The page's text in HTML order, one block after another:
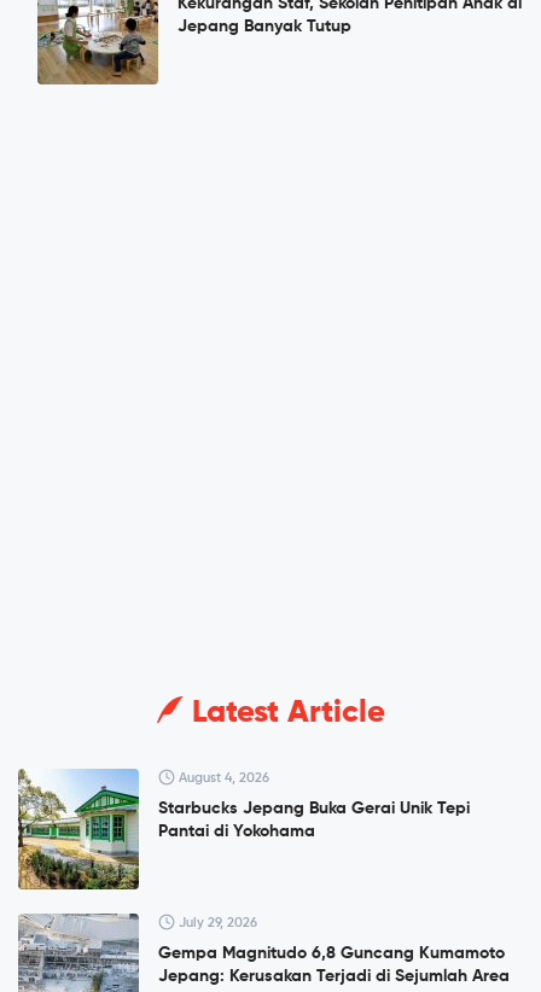
Kekurangan Staf, Sekolah Penitipan Anak di
Jepang Banyak Tutup
Latest Article
August 4, 2026
Starbucks Jepang Buka Gerai Unik Tepi
Pantai di Yokohama
July 29, 2026
Gempa Magnitudo 6,8 Guncang Kumamoto
Jepang: Kerusakan Terjadi di Sejumlah Area